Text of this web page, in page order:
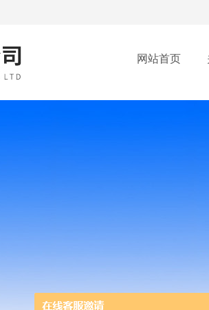
网站首页